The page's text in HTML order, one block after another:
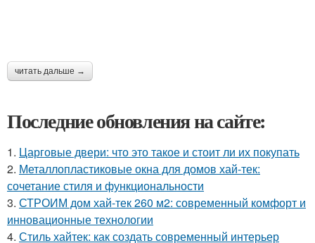
читать дальше →
Последние обновления на сайте:
1. Царговые двери: что это такое и стоит ли их покупать
2. Металлопластиковые окна для домов хай-тек:
сочетание стиля и функциональности
3. СТРОИМ дом хай-тек 260 м2: современный комфорт и
инновационные технологии
4. Стиль хайтек: как создать современный интерьер